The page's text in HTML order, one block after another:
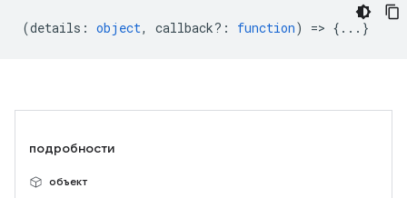
(details : object, callback? : function) => {...}
подробности
объект